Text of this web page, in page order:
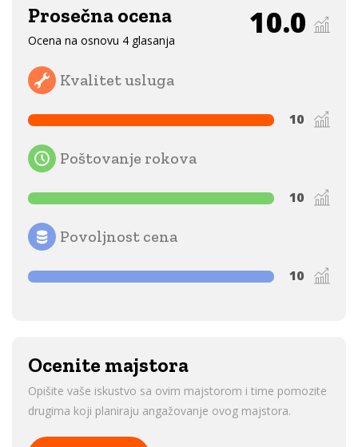
Prosečna ocena
Ocena na osnovu 4 glasanja 10.0
Kvalitet usluga
10
Poštovanje rokova
10
Povoljnost cena
10
Ocenite majstora
Opišite vaše iskustvo sa ovim majstorom i time pomozite
drugima koji planiraju angažovanje ovog majstora.